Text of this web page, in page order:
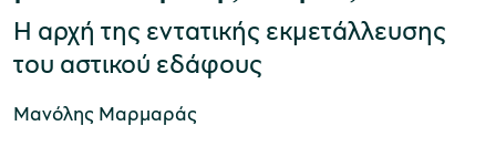
Η αρχή της εντατικής εκμετάλλευσης
του αστικού εδάφους
Μανόλης Μαρμαράς